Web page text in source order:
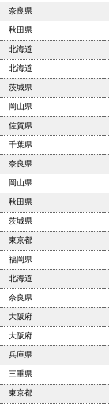
奈良県
秋田県
北海道
北海道
茨城県
岡山県
佐賀県
千葉県
奈良県
岡山県
秋田県
茨城県
東京都
福岡県
北海道
奈良県
大阪府
大阪府
兵庫県
三重県
東京都